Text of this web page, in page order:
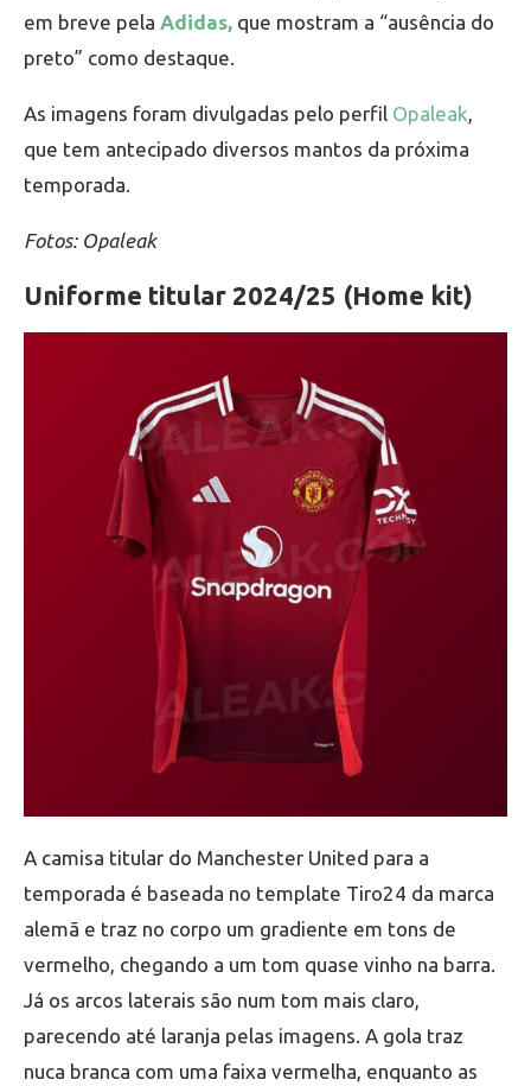
em breve pela Adidas, que mostram a “ausência do
preto” como destaque.
As imagens foram divulgadas pelo perfil Opaleak,
que tem antecipado diversos mantos da próxima
temporada.
Fotos: Opaleak
Uniforme titular 2024/25 (Home kit)
A camisa titular do Manchester United para a
temporada é baseada no template Tiro24 da marca
alemã e traz no corpo um gradiente em tons de
vermelho, chegando a um tom quase vinho na barra.
Já os arcos laterais são num tom mais claro,
parecendo até laranja pelas imagens. A gola traz
nuca branca com uma faixa vermelha, enquanto as